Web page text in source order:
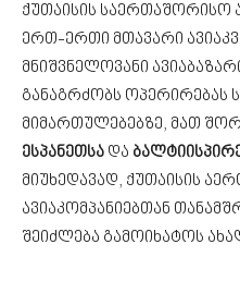
ქუთაისის
ერთ-ერთი მთავარი
მნიშვნელოვანი
განაგრძობს ოპერირებას
მიმართულებებზე, მათ
ესპანეთსა და
მიუხედავად, ქუთაისის
ავიაკომპანიებთან
შეიძლება გამოიხატოს